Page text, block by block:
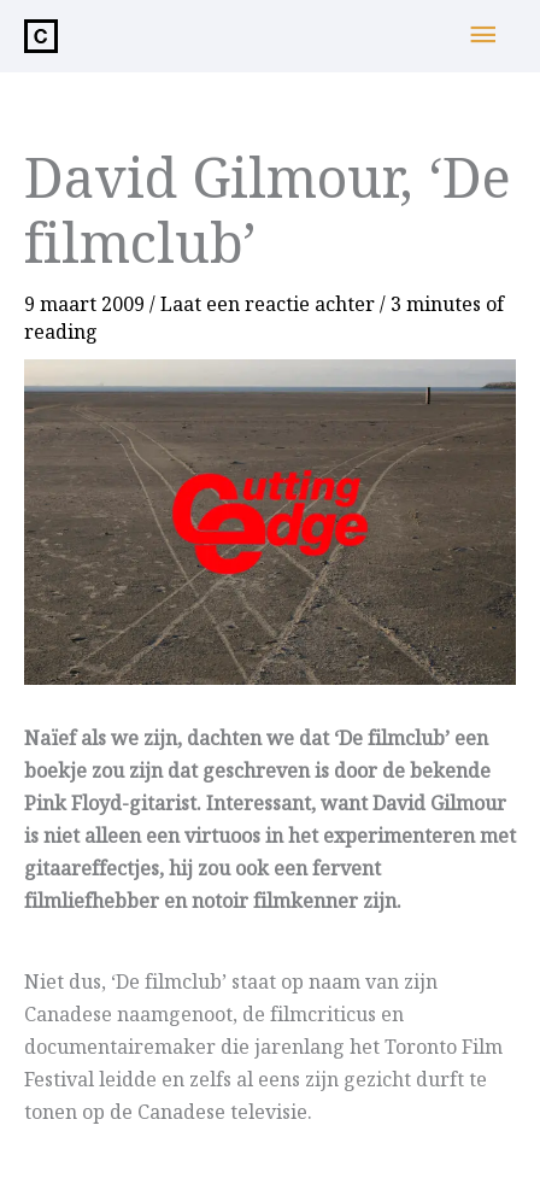
inhoud
David Gilmour, ‘De
filmclub’
9 maart 2009 /Laat een reactie achter/ 3 minutes of
reading
Naïef als we zijn, dachten we dat ‘De filmclub’ een
boekje zou zijn dat geschreven is door de bekende
Pink Floyd-gitarist. Interessant, want David Gilmour
is niet alleen een virtuoos in het experimenteren met
gitaareffectjes, hij zou ook een fervent
filmliefhebber en notoir filmkenner zijn.
Niet dus, ‘De filmclub’ staat op naam van zijn
Canadese naamgenoot, de filmcriticus en
documentairemaker die jarenlang het Toronto Film
Festival leidde en zelfs al eens zijn gezicht durft te
tonen op de Canadese televisie.